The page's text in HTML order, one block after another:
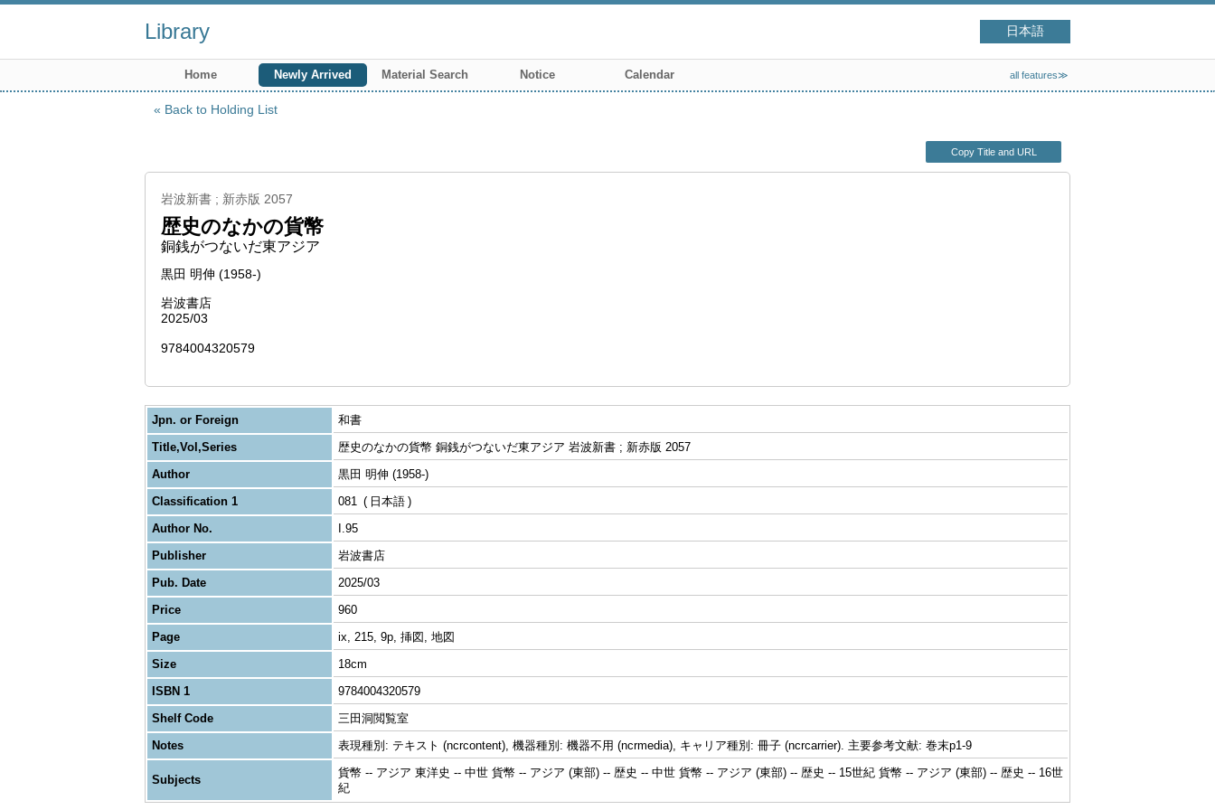
Library 日本語
Home Newly Arrived Material Search Notice Calendar all features≫
Back to Holding List
Copy Title and URL
岩波新書 ; 新赤版 2057
歴史のなかの貨幣
銅銭がつないだ東アジア
黒田 明伸 (1958-)
岩波書店
2025/03
9784004320579
Jpn. or Foreign
和書
Title,Vol,Series
歴史のなかの貨幣 銅銭がつないだ東アジア 岩波新書 ; 新赤版 2057
Author
黒田 明伸 (1958-)
Classification 1
081
日本語
Author No.
I.95
Publisher
岩波書店
Pub. Date
2025/03
Price
960
Page
ix, 215, 9p, 挿図, 地図
Size
18cm
ISBN 1
9784004320579
Shelf Code
三田洞閲覧室
Notes
表現種別: テキスト (ncrcontent), 機器種別: 機器不用 (ncrmedia), キャリア種別: 冊子 (ncrcarrier). 主要参考文献: 巻末p1-9
Subjects
貨幣 -- アジア 東洋史 -- 中世 貨幣 -- アジア (東部) -- 歴史 -- 中世 貨幣 -- アジア (東部) -- 歴史 -- 15世紀 貨幣 -- アジア (東部) -- 歴史 -- 16世
紀